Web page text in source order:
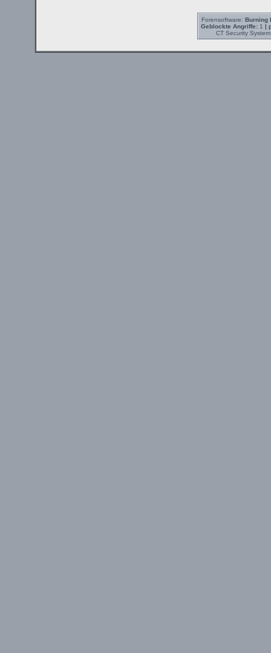
Forensoftware: Burning
Geblockte Angriffe:1 |
CT Security